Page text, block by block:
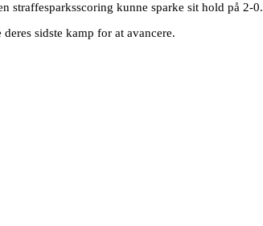
straffesparksscoring kunne sparke sit hold på 2-0.
sidste kamp for at avancere.